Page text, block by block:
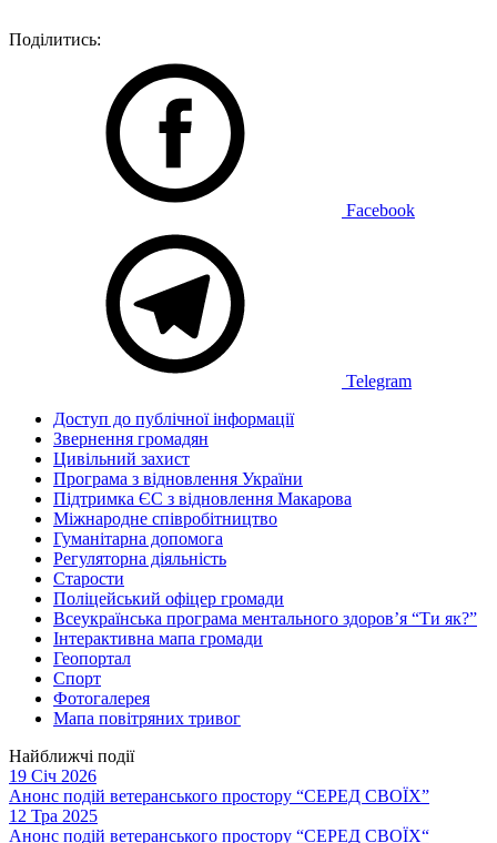
Поділитись:
Facebook
Telegram
Доступ до публічної інформації
Звернення громадян
Цивільний захист
Програма з відновлення України
Підтримка ЄС з відновлення Макарова
Міжнародне співробітництво
Гуманітарна допомога
Регуляторна діяльність
Старости
Поліцейський офіцер громади
Всеукраїнська програма ментального здоров’я “Ти як?”
Інтерактивна мапа громади
Геопортал
Спорт
Фотогалерея
Мапа повітряних тривог
Найближчі події
19 Січ 2026
Анонс подій ветеранського простору “СЕРЕД СВОЇХ”
12 Тра 2025
Анонс подій ветеранського простору “СЕРЕД СВОЇХ“